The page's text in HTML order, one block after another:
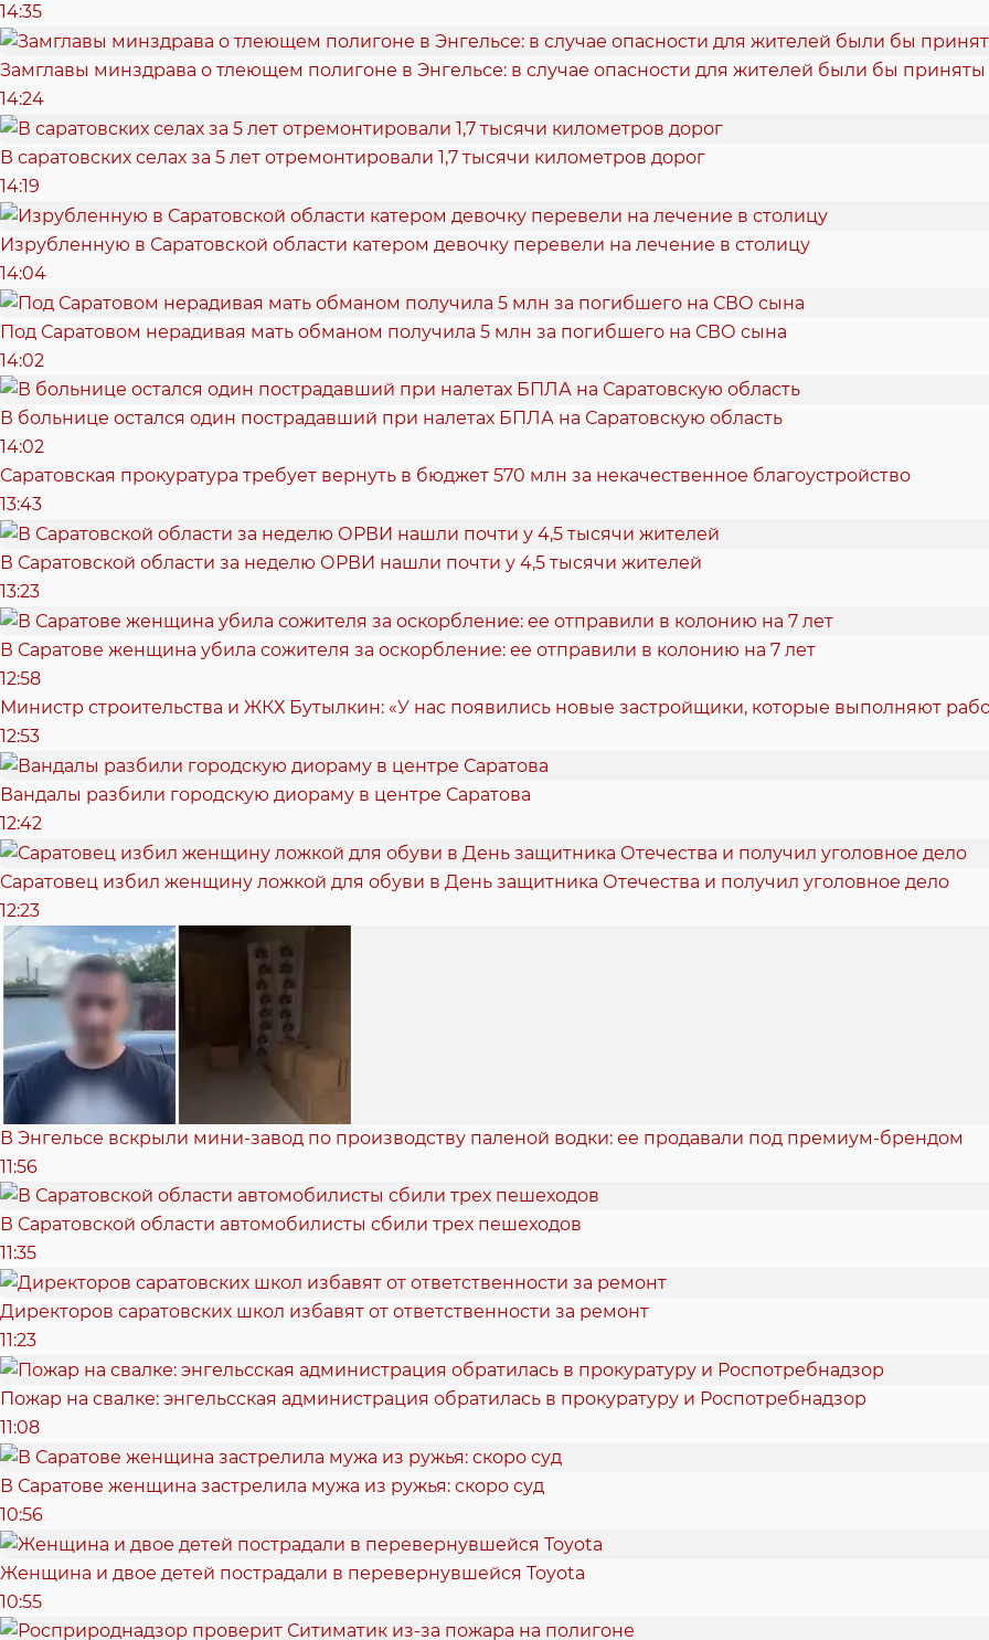
14:35
Замглавы минздрава о тлеющем полигоне в Энгельсе: в случае опасности для жителей были бы
14:24
В саратовских селах за 5 лет отремонтировали 1,7 тысячи километров дорог
14:19
Изрубленную в Саратовской области катером девочку перевели на лечение в столицу
14:04
Под Саратовом нерадивая мать обманом получила 5 млн за погибшего на СВО сына
14:02
В больнице остался один пострадавший при налетах БПЛА на Саратовскую область
14:02
Саратовская прокуратура требует вернуть в бюджет 570 млн за некачественное благоустройство
13:43
В Саратовской области за неделю ОРВИ нашли почти у 4,5 тысячи жителей
13:23
В Саратове женщина убила сожителя за оскорбление: ее отправили в колонию на 7 лет
12:58
Министр строительства и ЖКХ Бутылкин: «У нас появились новые застройщики, которые выполняют
12:53
Вандалы разбили городскую диораму в центре Саратова
12:42
Саратовец избил женщину ложкой для обуви в День защитника Отечества и получил уголовное дело
12:23
В Энгельсе вскрыли мини-завод по производству паленой водки: ее продавали под премиум-брендом
11:56
В Саратовской области автомобилисты сбили трех пешеходов
11:35
Директоров саратовских школ избавят от ответственности за ремонт
11:23
Пожар на свалке: энгельсская администрация обратилась в прокуратуру и Роспотребнадзор
11:08
В Саратове женщина застрелила мужа из ружья: скоро суд
10:56
Женщина и двое детей пострадали в перевернувшейся Toyota
10:55